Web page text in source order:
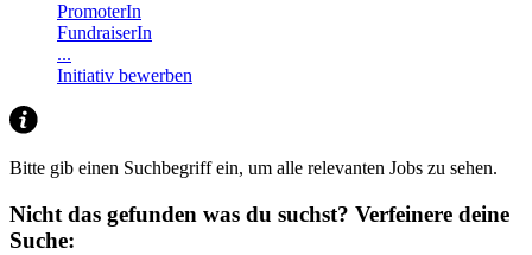
PromoterIn
FundraiserIn
...
Initiativ bewerben
Bitte gib einen Suchbegriff ein, um alle relevanten Jobs zu sehen.
Nicht das gefunden was du suchst? Verfeinere deine
Suche: